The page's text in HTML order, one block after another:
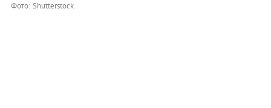
Фото: Shutterstock